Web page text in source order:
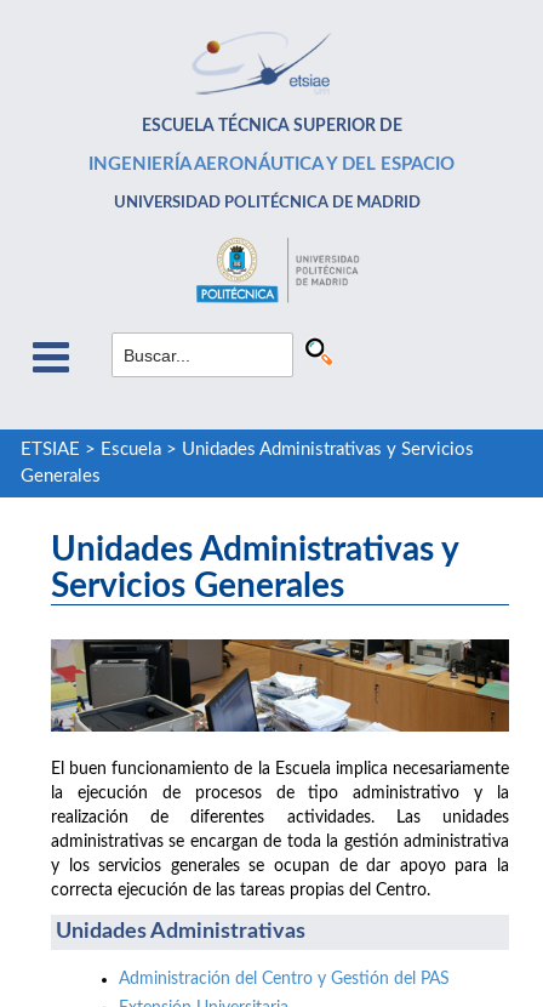
ESCUELA TÉCNICA SUPERIOR DE
INGENIERÍA AERONÁUTICA Y DEL ESPACIO
UNIVERSIDAD POLITÉCNICA DE MADRID
ETSIAE > Escuela> Unidades Administrativas y Servicios
Generales
Unidades Administrativas y
Servicios Generales
El buen funcionamiento de la Escuela implica necesariamente
la ejecución de procesos de tipo administrativo y la
realización de diferentes actividades. Las unidades
administrativas se encargan de toda la gestión administrativa
y los servicios generales se ocupan de dar apoyo para la
correcta ejecución de las tareas propias del Centro.
Unidades Administrativas
Administración del Centro y Gestión del PAS